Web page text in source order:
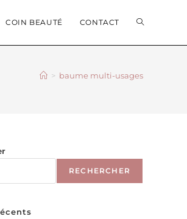
COIN BEAUTÉ CONTACT
> baume multi-usages
RECHERCHER